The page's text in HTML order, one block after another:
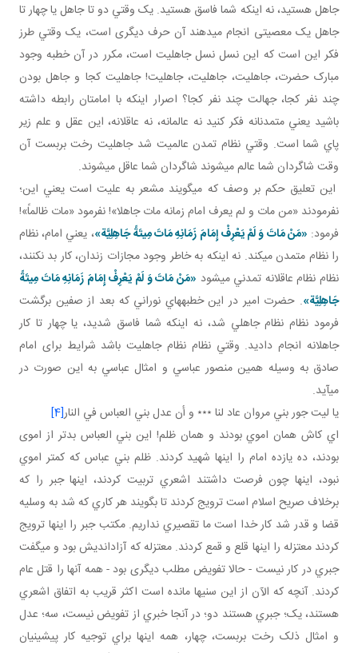
جاهل هستيد، نه اينکه شما فاسق هستيد. يک وقتي دو تا جاهل يا چهار تا
جاهل يک معصيتی انجام می­دهند آن حرف ديگری است، يک وقتي طرز
فکر اين است که اين نسل نسل جاهليت است، مکرر در آن خطبه وجود
مبارک حضرت، جاهليت، جاهليت، جاهليت! جاهليت کجا و جاهل بودن
چند نفر کجا، جهالت چند نفر کجا؟ اصرار اينکه با امامتان رابطه داشته
باشيد يعني متمدنانه فکر کنيد نه عالمانه، نه عاقلانه، اين عقل و علم زير
پاي شما است. وقتي نظام تمدن عالميت شد جاهليت رخت بربست آن
وقت شاگردان شما عالم مي شوند شاگردان شما عاقل مي شوند.
اين تعليق حکم بر وصف که مي گويند مشعر به عليت است يعني اين؛
نفرمودند «من مات و لم يعرف امام زمانه مات جاهلا»! نفرمود «مات ظالماً»!
فرمود: «مَنْ مَاتَ وَ لَمْ يَعْرِفْ إِمَامَ زَمَانِهِ مَاتَ مِيتَةً جَاهِلِيَّة»، يعني امام، نظام
را نظام متمدن مي کند. نه اينکه به خاطر وجود مجازات زندان، کار بد نکنند،
نظام نظام عاقلانه تمدني مي شود «مَنْ مَاتَ وَ لَمْ يَعْرِفْ إِمَامَ زَمَانِهِ مَاتَ مِيتَةً
جَاهِلِيَّة». حضرت امير در اين خطبه هاي نوراني که بعد از صفين برگشت
فرمود نظام نظام جاهلي شد، نه اينکه شما فاسق شديد، يا چهار تا کار
جاهلانه انجام داديد. وقتي نظام نظام جاهليت باشد شرايط برای امام
صادق به وسيله همين منصور عباسي و امثال عباسي به اين صورت در
مي آيد.
يا ليت جور بني مروان عاد لنا ٭٭٭ و أن عدل بني العباس في النار[4]
اي کاش همان اموي بودند و همان ظلم! اين بني العباس بدتر از اموی
بودند، ده يازده امام را اينها شهيد کردند. ظلم بني عباس که کمتر اموي
نبود، اينها چون فرصت داشتند اشعري تربيت کردند، اينها جبر را که
برخلاف صريح اسلام است ترويج کردند تا بگويند هر کاري که شد به وسليه
قضا و قدر شد کار خدا است ما تقصيري نداريم. مکتب جبر را اينها ترويج
کردند معتزله را اينها قلع و قمع کردند. معتزله که آزادانديش بود و مي گفت
جبري در کار نيست - حالا تفويض مطلب ديگری بود - همه آنها را قتل عام
کردند. آنچه که الآن از اين سني ها مانده است اکثر قريب به اتفاق اشعري
هستند، يک؛ جبري هستند دو؛ در آنجا خبري از تفويض نيست، سه؛ عدل
و امثال ذلک رخت بربست، چهار، همه اينها براي توجيه کار پيشينيان